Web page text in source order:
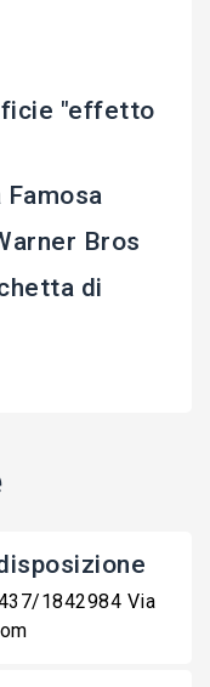
"effetto
Famosa
Bros
di
1842984 Via